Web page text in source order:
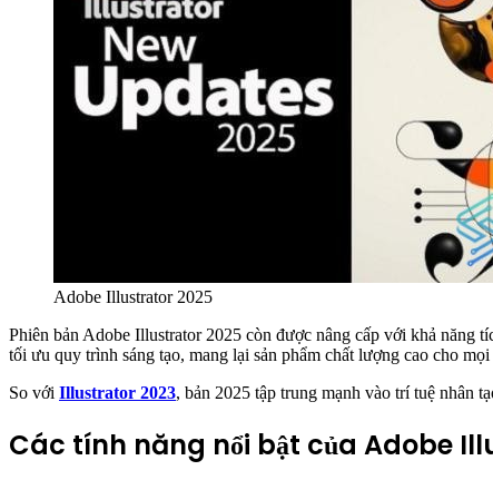
Adobe Illustrator 2025
Phiên bản Adobe Illustrator 2025 còn được nâng cấp với khả năng
tối ưu quy trình sáng tạo, mang lại sản phẩm chất lượng cao cho mọi
So với Illustrator 2023, bản 2025 tập trung mạnh vào trí tuệ nhân
Các tính năng nổi bật của Adobe